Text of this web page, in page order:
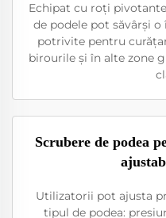
Echipat cu roți
de podele pot săvârși
potrivite pentru
birourile și în alte zone
Scrubere de podea
Utilizatorii pot ajusta
tipul de podea: